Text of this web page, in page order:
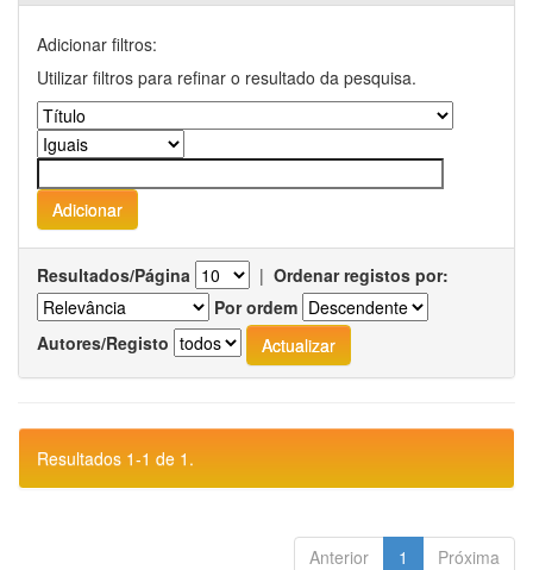
Adicionar filtros:
Utilizar filtros para refinar o resultado da pesquisa.
Resultados/Página | Ordenar registos por:
Por ordem
Autores/Registo
Resultados 1-1 de 1.
Anterior 1 Próxima